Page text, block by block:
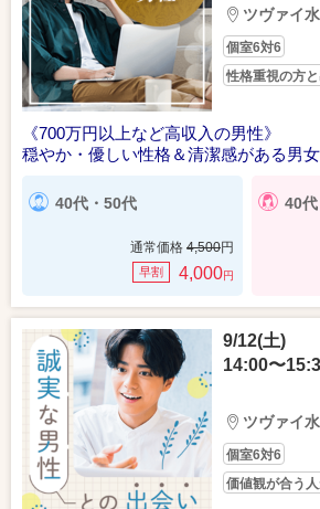
ツヴァイ
個室6対6
性格重視の方
《700万円以上など高収入の男性》
穏やか・優しい性格＆清潔感がある男女
40代・50代
通常価格 4,500円
早割 4,000円
40
9/12(土)
14:00〜
ツヴァイ
個室6対6
価値観が合う